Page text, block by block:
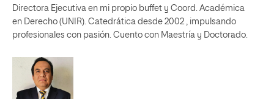
Directora Ejecutiva en mi propio buffet y Coord. Académica
en Derecho (UNIR). Catedrática desde 2002 , impulsando
profesionales con pasión. Cuento con Maestría y Doctorado.